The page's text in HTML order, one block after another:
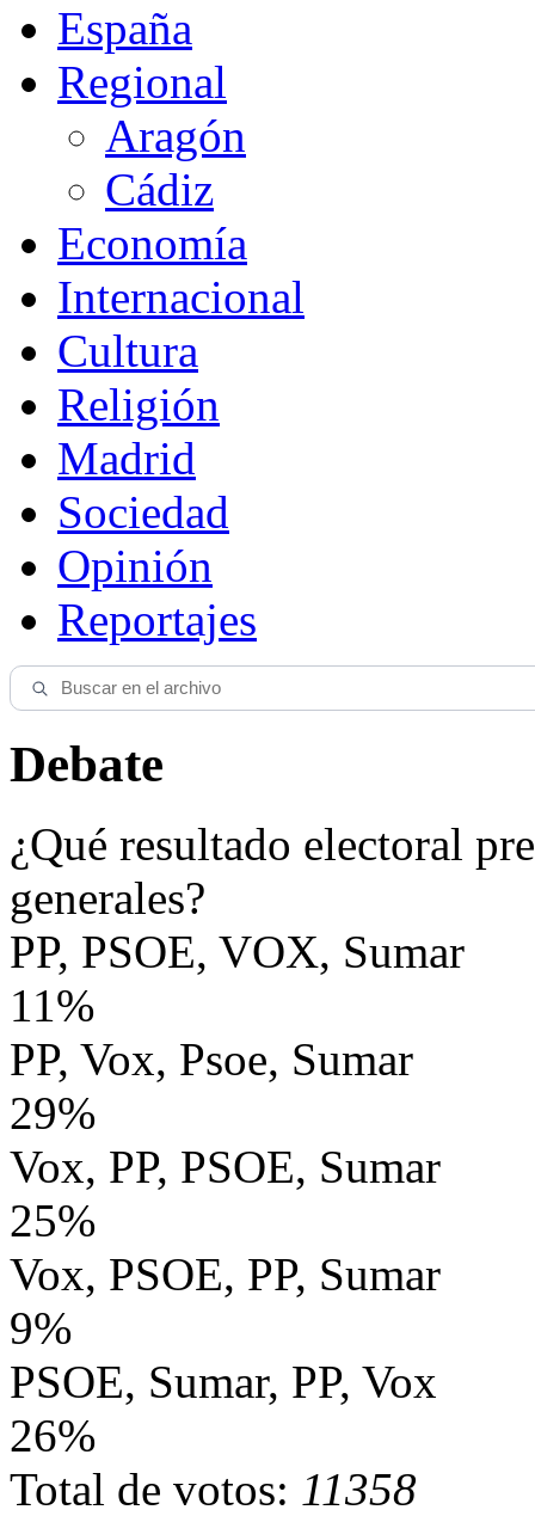
España
Regional
Aragón
Cádiz
Economía
Internacional
Cultura
Religión
Madrid
Sociedad
Opinión
Reportajes
Debate
¿Qué resultado electoral
generales?
PP, PSOE, VOX, Sumar
11%
PP, Vox, Psoe, Sumar
29%
Vox, PP, PSOE, Sumar
25%
Vox, PSOE, PP, Sumar
9%
PSOE, Sumar, PP, Vox
26%
Total de votos: 11358